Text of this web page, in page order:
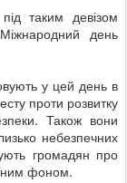
таким девізом
день
у цей день в
проти розвитку
Також вони
небезпечних
громадян про
фоном.